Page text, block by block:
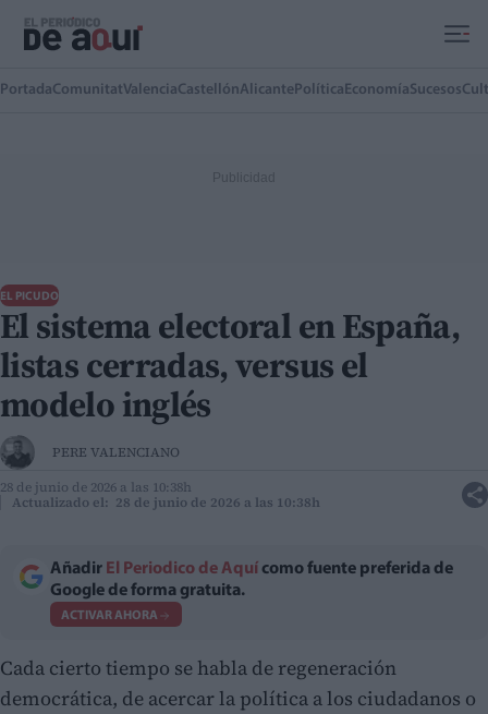
PortadaComunitatValenciaCastellónAlicante Política EconomíaSucesos
EL PICUDO
El sistema electoral en España,
listas cerradas, versus el
modelo inglés
PERE VALENCIANO
28 de junio de 2026 a las 10:38h
Actualizado el: 28 de junio de 2026 a las 10:38h
Añadir El Periodico de Aquí como fuente preferida de
Google de forma gratuita.
ACTIVAR AHORA
Cada cierto tiempo se habla de regeneración
democrática, de acercar la política a los ciudadanos o